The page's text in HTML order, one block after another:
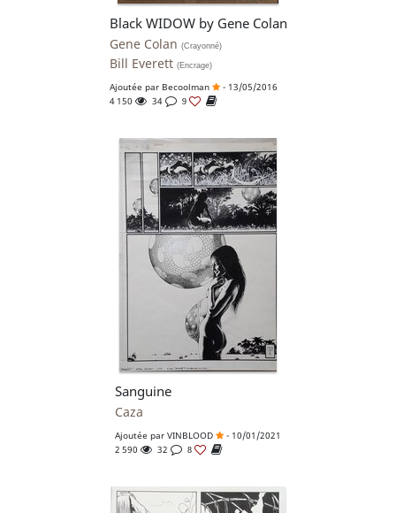
Black WIDOW by Gene Colan
Gene Colan (Crayonné)
Bill Everett (Encrage)
Ajoutée par Becoolman
- 13/05/2016
4 150
34 9
Sanguine
Caza
Ajoutée par VINBLOOD
- 10/01/2021
2 590
32 8